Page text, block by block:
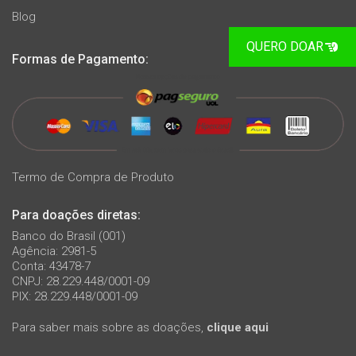
Blog
Formas de Pagamento:
Termo de Compra de Produto
Para doações diretas:
Banco do Brasil (001)
Agência: 2981-5
Conta: 43478-7
CNPJ: 28.229.448/0001-09
PIX: 28.229.448/0001-09
Para saber mais sobre as doações, clique aqui
QUERO DOAR